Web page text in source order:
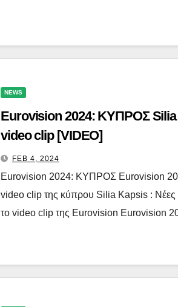
NEWS
Eurovision 2024: ΚΥΠΡΟΣ Silia
video clip [VIDEO]
FEB 4, 2024
Eurovision 2024: ΚΥΠΡΟΣ Eurovision
video clip της κύπρου Silia Kapsis : Νέες
το video clip της Eurovision Eurovision